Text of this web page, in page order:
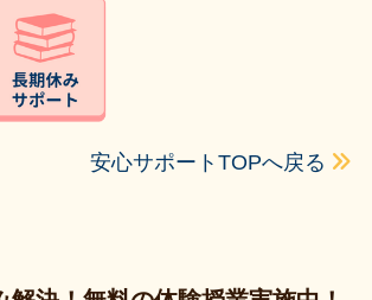
安心サポートTOPへ戻る